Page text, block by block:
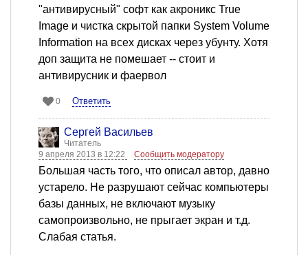
"антивирусный" софт как акроникс True
Image и чистка скрытой папки System Volume
Information на всех дисках через убунту. Хотя
доп защита не помешает -- стоит и
антивирусник и фаервол
0 Ответить
Сергей Васильев
Читатель
9 апреля 2013 в 12:22
Сообщить модератору
Большая часть того, что описал автор, давно
устарело. Не разрушают сейчас компьютеры
базы данных, не включают музыку
самопроизвольно, не прыгает экран и т.д.
Слабая статья.